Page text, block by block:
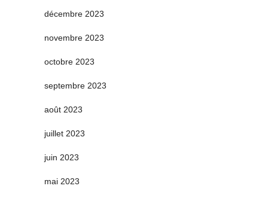
décembre 2023
novembre 2023
octobre 2023
septembre 2023
août 2023
juillet 2023
juin 2023
mai 2023